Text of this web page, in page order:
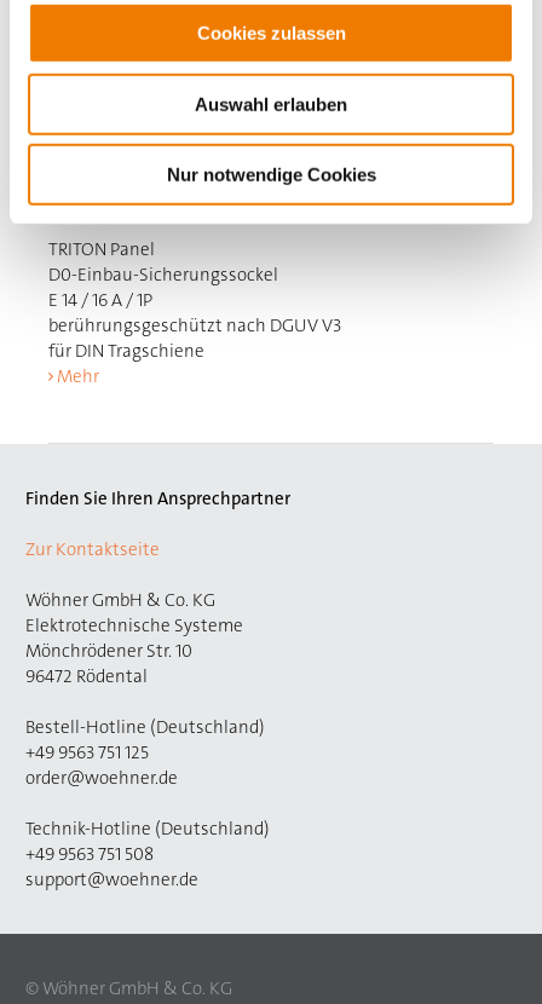
Cookies zulassen
Auswahl erlauben
Nur notwendige Cookies
000
TRITON Panel
D0-Einbau-Sicherungssockel
E 14 / 16 A / 1P
berührungsgeschützt nach DGUV V3
für DIN Tragschiene
Mehr
Finden Sie Ihren Ansprechpartner
Zur Kontaktseite
Wöhner GmbH & Co. KG
Elektrotechnische Systeme
Mönchrödener Str. 10
96472 Rödental
Bestell-Hotline (Deutschland)
+49 9563 751 125
order@woehner.de
Technik-Hotline (Deutschland)
+49 9563 751 508
support@woehner.de
© Wöhner GmbH & Co. KG